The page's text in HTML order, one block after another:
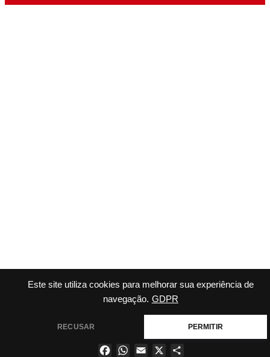
Este site utiliza cookies para melhorar sua experiência de
navegação. GDPR
RECUSAR PERMITIR
FacebookWhatsApp
Email